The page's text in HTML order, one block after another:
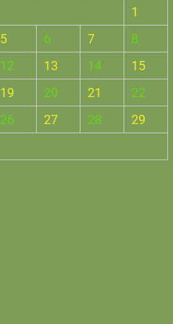
1
5 6 7
8
12 13 14
15
19 20 21
22
26 27 28
29